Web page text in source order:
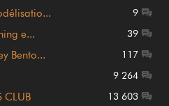
9
e... 39
Bento... 117
9 264
CLUB 13 603